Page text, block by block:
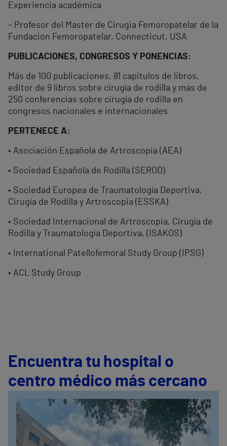
Experiencia académica
– Profesor del Master de Cirugia Femoropatelar de la
Fundacion Femoropatelar, Connecticut, USA
PUBLICACIONES, CONGRESOS Y PONENCIAS:
Más de 100 publicaciones, 81 capitulos de libros,
editor de 9 libros sobre cirugía de rodilla y mas de
250 conferencias sobre cirugía de rodilla en
congresos nacionales e internacionales
PERTENECE A:
• Asociación Española de Artroscopia (AEA)
• Sociedad Española de Rodilla (SEROD)
• Sociedad Europea de Traumatología Deportiva,
Cirugía de Rodilla y Artroscopia (ESSKA)
• Sociedad Internacional de Artroscopia, Cirugía de
Rodilla y Traumatología Deportiva, (ISAKOS)
• International Patellofemoral Study Group (IPSG)
• ACL Study Group
Encuentra tu hospital o
centro médico más cercano